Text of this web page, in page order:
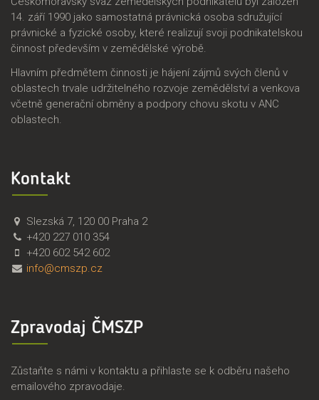
14. září 1990 jako samostatná právnická osoba sdružující
právnické a fyzické osoby, které realizují svoji podnikatelskou
činnost především v zemědělské výrobě.
Hlavním předmětem činnosti je hájení zájmů svých členů v
oblastech trvale udržitelného rozvoje zemědělství a venkova
včetně generační obměny a podpory chovu skotu v ANC
oblastech.
Kontakt
Č
M
S
Z
.
s
Č
e
s
k
r
a
s
k
Slezská 7, 120 00 Praha 2
+420 227 010 354
+420 602 542 602
info@cmszp.cz
Zpravodaj ČMSZP
Zůstaňte s námi v kontaktu a přihlaste se k odběru našeho
emailového zpravodaje.